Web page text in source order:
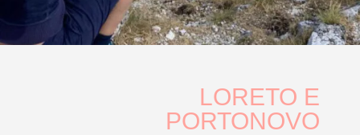
LORETO E
PORTONOVO